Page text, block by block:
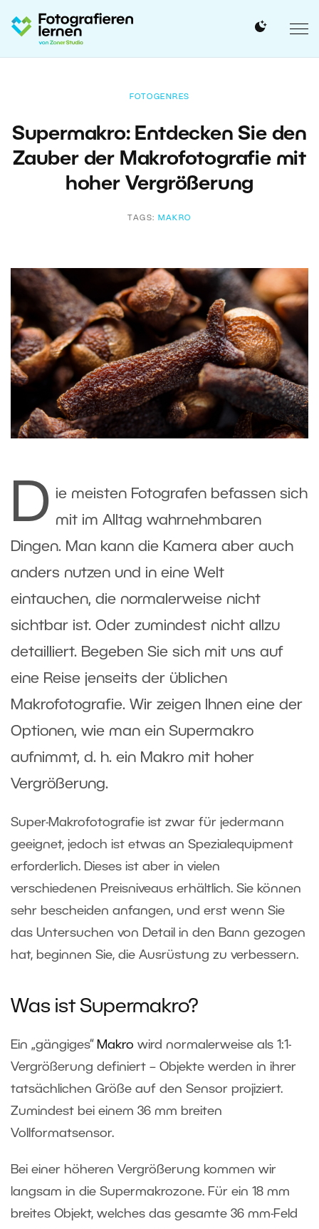
FOTOGENRES
Supermakro: Entdecken Sie den
Zauber der Makrofotografie mit
hoher Vergrößerung
TAGS: MAKRO
D ie meisten Fotografen befassen sich
mit im Alltag wahrnehmbaren
Dingen. Man kann die Kamera aber auch
anders nutzen und in eine Welt
eintauchen, die normalerweise nicht
sichtbar ist. Oder zumindest nicht allzu
detailliert. Begeben Sie sich mit uns auf
eine Reise jenseits der üblichen
Makrofotografie. Wir zeigen Ihnen eine der
Optionen, wie man ein Supermakro
aufnimmt, d. h. ein Makro mit hoher
Vergrößerung.
Super-Makrofotografie ist zwar für jedermann
geeignet, jedoch ist etwas an Spezialequipment
erforderlich. Dieses ist aber in vielen
verschiedenen Preisniveaus erhältlich. Sie können
sehr bescheiden anfangen, und erst wenn Sie
das Untersuchen von Detail in den Bann gezogen
hat, beginnen Sie, die Ausrüstung zu verbessern.
Was ist Supermakro?
Ein „gängiges“ Makro wird normalerweise als 1:1-
Vergrößerung definiert – Objekte werden in ihrer
tatsächlichen Größe auf den Sensor projiziert.
Zumindest bei einem 36 mm breiten
Vollformatsensor.
Bei einer höheren Vergrößerung kommen wir
langsam in die Supermakrozone. Für ein 18 mm
breites Objekt, welches das gesamte 36 mm-Feld